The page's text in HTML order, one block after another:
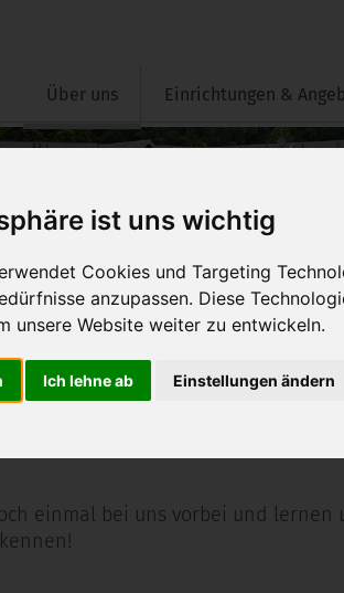
ist uns wichtig
Cookies und Targeting
anzupassen. Diese
unsere Website weiter zu entwickeln.
Ich lehne ab Einstellungen ändern
Über uns Einrichtungen &
einmal bei uns vorbei und